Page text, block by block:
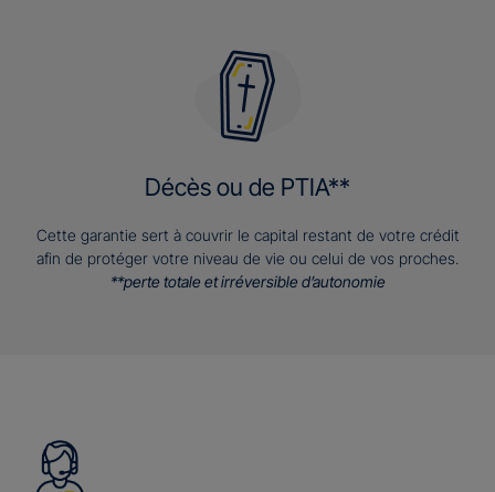
Décès ou de PTIA**
Cette garantie sert à couvrir le capital restant de votre crédit
afin de protéger votre niveau de vie ou celui de vos proches.
**perte totale et irréversible d’autonomie